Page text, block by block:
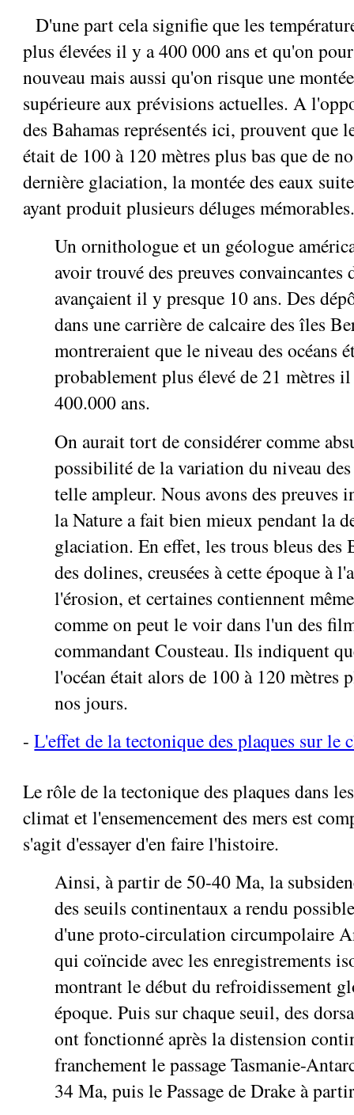
D'une part cela signifie que les
plus élevées il y a 400 000 ans et qu'on
nouveau mais aussi qu'on risque une
supérieure aux prévisions actuelles. A
des Bahamas représentés ici, prouvent que
était de 100 à 120 mètres plus bas que de
dernière glaciation, la montée des eaux
ayant produit plusieurs déluges
Un ornithologue et un géologue
avoir trouvé des preuves convaincantes
avançaient il y presque 10 ans. Des
dans une carrière de calcaire des îles
montreraient que le niveau des océans
probablement plus élevé de 21 mètres
400.000 ans.
On aurait tort de considérer comme
possibilité de la variation du niveau des
telle ampleur. Nous avons des preuves
la Nature a fait bien mieux pendant la
glaciation. En effet, les trous bleus des
des dolines, creusées à cette époque à
l'érosion, et certaines contiennent
comme on peut le voir dans l'un des
commandant Cousteau. Ils indiquent
l'océan était alors de 100 à 120 mètres
nos jours.
-L'effet de la tectonique des plaques sur le
Le rôle de la tectonique des plaques dans
climat et l'ensemencement des mers est
s'agit d'essayer d'en faire l'histoire.
Ainsi, à partir de 50-40 Ma, la
des seuils continentaux a rendu
d'une proto-circulation circumpolaire
qui coïncide avec les enregistrements
montrant le début du refroidissement
époque. Puis sur chaque seuil, des
ont fonctionné après la distension
franchement le passage Tasmanie-
34 Ma, puis le Passage de Drake à